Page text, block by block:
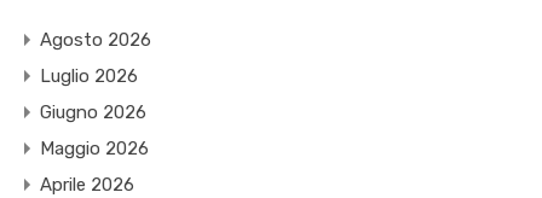
Agosto 2026
Luglio 2026
Giugno 2026
Maggio 2026
Aprile 2026